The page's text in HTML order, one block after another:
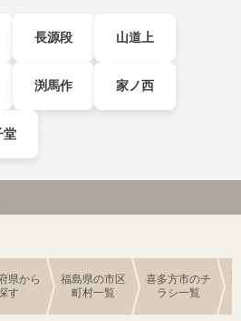
長源段 山道上
渕馬作 家ノ西
堂
県から
す
福島県の市区
町村一覧
喜多方市のチ
ラシ一覧